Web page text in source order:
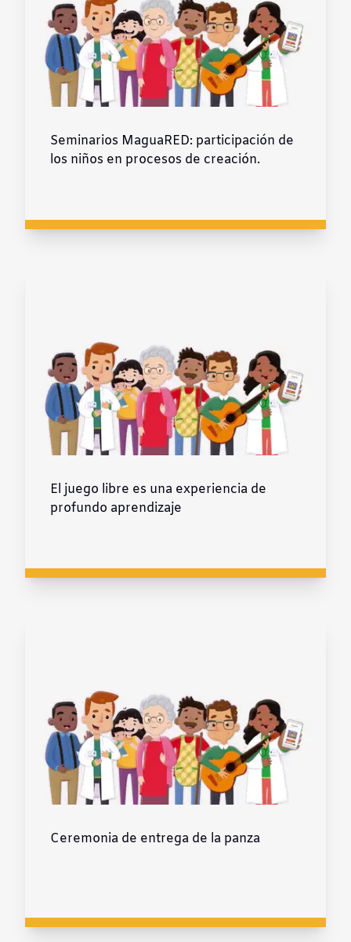
Seminarios MaguaRED: participación de
los niños en procesos de creación.
El juego libre es una experiencia de
profundo aprendizaje
Ceremonia de entrega de la panza